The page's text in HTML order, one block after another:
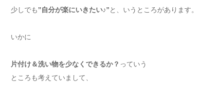
少しでも”自分が楽にいきたい♪”と、いうところがあります。
いかに
片付け＆洗い物を少なくできるか？ っていう
ところも考えていまして、